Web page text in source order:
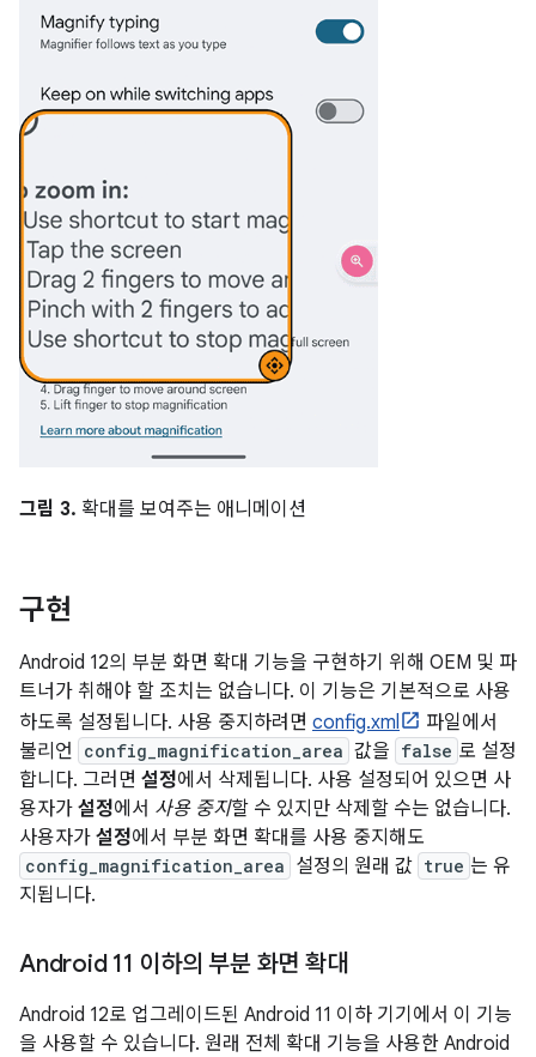
그림 3. 확대를 보여주는 애니메이션
구현
Android 12의 부분 화면 확대 기능을 구현하기 위해 OEM 및 파
트너가 취해야 할 조치는 없습니다. 이 기능은 기본적으로 사용
하도록 설정됩니다. 사용 중지하려면 config.xml
파일에서
불리언
config_magnification_area 값을 false 로 설정
합니다. 그러면 설정에서 삭제됩니다. 사용 설정되어 있으면 사
용자가 설정에서 사용 중지할 수 있지만 삭제할 수는 없습니다.
사용자가 설정에서 부분 화면 확대를 사용 중지해도
config_magnification_area 설정의 원래 값 true 는 유
지됩니다.
Android 11 이하의 부분 화면 확대
Android 12로 업그레이드된 Android 11 이하 기기에서 이 기능
을 사용할 수 있습니다. 원래 전체 확대 기능을 사용한 Android